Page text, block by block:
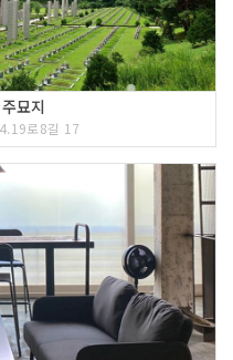
묘지
로8길 17